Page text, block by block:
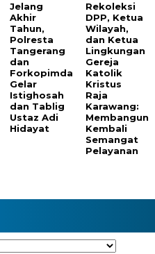
Jelang
Akhir
Tahun,
Polresta
Tangerang
dan
Forkopimda
Gelar
Istighosah
dan Tablig
Ustaz Adi
Hidayat
Rekoleksi
DPP, Ketua
Wilayah,
dan Ketua
Lingkungan
Gereja
Katolik
Kristus
Raja
Karawang:
Membangun
Kembali
Semangat
Pelayanan